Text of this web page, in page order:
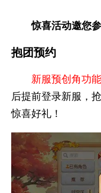
惊喜活动邀您
抱团预约
新服预创角功能
后提前登录新服，
惊喜好礼！